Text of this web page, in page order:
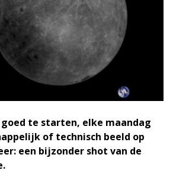
te starten, elke maandag
of technisch beeld op
een bijzonder shot van de